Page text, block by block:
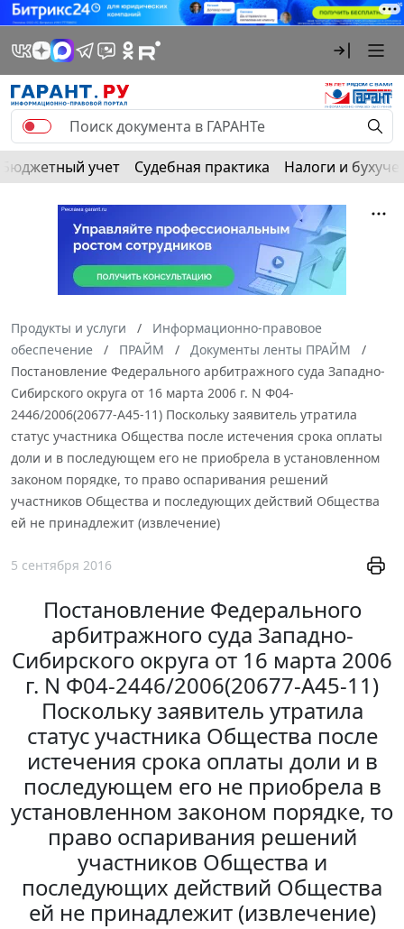
Бюджетный учет Судебная практика Налоги и
Продукты и услуги
Информационно-правовое
обеспечение
ПРАЙМ
Документы ленты ПРАЙМ
Постановление Федерального арбитражного суда Западно-
Сибирского округа от 16 марта 2006 г. N Ф04-
2446/2006(20677-А45-11) Поскольку заявитель утратила
статус участника Общества после истечения срока оплаты
доли и в последующем его не приобрела в установленном
законом порядке, то право оспаривания решений
участников Общества и последующих действий Общества
ей не принадлежит (извлечение)
5 сентября 2016
Постановление Федерального
арбитражного суда Западно-
Сибирского округа от 16 марта 2006
г. N Ф04-2446/2006(20677-А45-11)
Поскольку заявитель утратила
статус участника Общества после
истечения срока оплаты доли и в
последующем его не приобрела в
установленном законом порядке, то
право оспаривания решений
участников Общества и
последующих действий Общества
ей не принадлежит (извлечение)